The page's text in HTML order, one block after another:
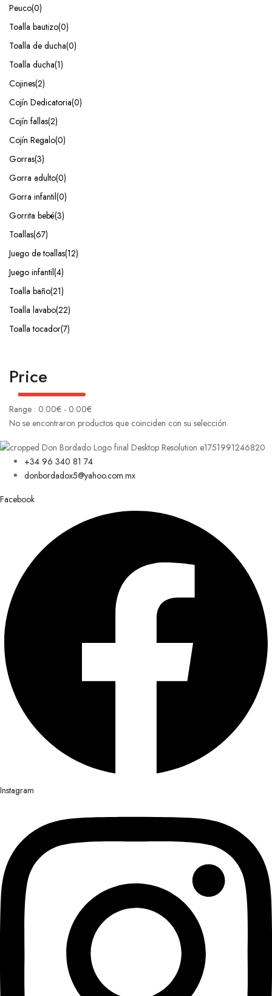
Peuco(0)
Toalla bautizo(0)
Toalla de ducha(0)
Toalla ducha(1)
Cojines(2)
Cojín Dedicatoria(0)
Cojín fallas(2)
Cojín Regalo(0)
Gorras(3)
Gorra adulto(0)
Gorra infantil(0)
Gorrita bebé(3)
Toallas(67)
Juego de toallas(12)
Juego infantil(4)
Toalla baño(21)
Toalla lavabo(22)
Toalla tocador(7)
Price
Range : 0.00€ - 0.00€
No se encontraron productos que coinciden con su selección.
+34 96 340 81 74
donbordadox5@yahoo.com.mx
Facebook
Instagram